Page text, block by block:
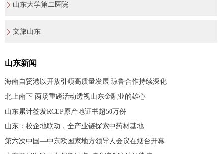
山东大学第二医院
文旅山东
山东新闻
海南自贸港以开放引领高质量发展 琼鲁合作持续深化
北上南下 两场重磅活动透视山东金融业的雄心
山东累计签发RCEP原产地证书超50万份
山东：校企地联动，全产业链探索中药材基地
第六次中国—中东欧国家地方领导人会议在烟台开幕